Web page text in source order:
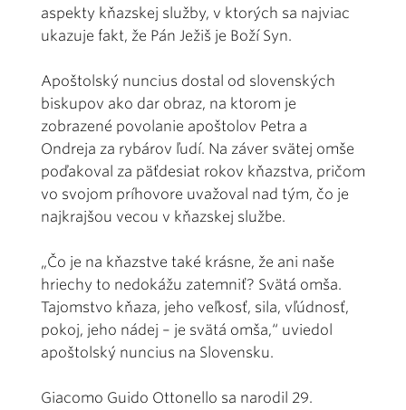
aspekty kňazskej služby, v ktorých sa najviac
ukazuje fakt, že Pán Ježiš je Boží Syn.
Apoštolský nuncius dostal od slovenských
biskupov ako dar obraz, na ktorom je
zobrazené povolanie apoštolov Petra a
Ondreja za rybárov ľudí. Na záver svätej omše
poďakoval za päťdesiat rokov kňazstva, pričom
vo svojom príhovore uvažoval nad tým, čo je
najkrajšou vecou v kňazskej službe.
„Čo je na kňazstve také krásne, že ani naše
hriechy to nedokážu zatemniť? Svätá omša.
Tajomstvo kňaza, jeho veľkosť, sila, vľúdnosť,
pokoj, jeho nádej – je svätá omša,“ uviedol
apoštolský nuncius na Slovensku.
Giacomo Guido Ottonello sa narodil 29.